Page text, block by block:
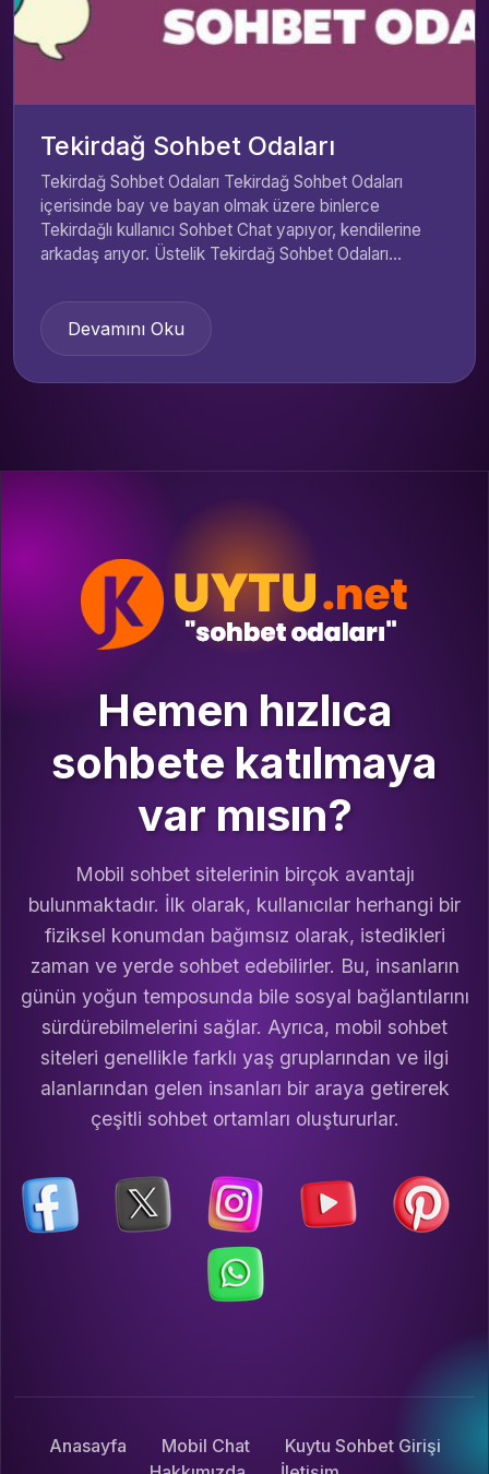
Tekirdağ Sohbet Odaları
Tekirdağ Sohbet Odaları Tekirdağ Sohbet Odaları
içerisinde bay ve bayan olmak üzere binlerce
Tekirdağlı kullanıcı Sohbet Chat yapıyor, kendilerine
arkadaş arıyor. Üstelik Tekirdağ Sohbet Odaları...
Devamını Oku
Hemen hızlıca
sohbete katılmaya
var mısın?
Mobil sohbet sitelerinin birçok avantajı
bulunmaktadır. İlk olarak, kullanıcılar herhangi bir
fiziksel konumdan bağımsız olarak, istedikleri
zaman ve yerde sohbet edebilirler. Bu, insanların
günün yoğun temposunda bile sosyal bağlantılarını
sürdürebilmelerini sağlar. Ayrıca, mobil sohbet
siteleri genellikle farklı yaş gruplarından ve ilgi
alanlarından gelen insanları bir araya getirerek
çeşitli sohbet ortamları oluştururlar.
Anasayfa Mobil Chat
Kuytu Sohbet Girişi